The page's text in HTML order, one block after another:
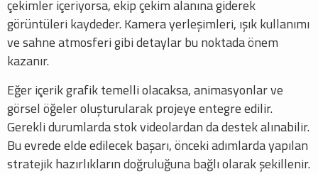
çekimler içeriyorsa, ekip çekim alanına giderek
görüntüleri kaydeder. Kamera yerleşimleri, ışık kullanımı
ve sahne atmosferi gibi detaylar bu noktada önem
kazanır.
Eğer içerik grafik temelli olacaksa, animasyonlar ve
görsel öğeler oluşturularak projeye entegre edilir.
Gerekli durumlarda stok videolardan da destek alınabilir.
Bu evrede elde edilecek başarı, önceki adımlarda yapılan
stratejik hazırlıkların doğruluğuna bağlı olarak şekillenir.